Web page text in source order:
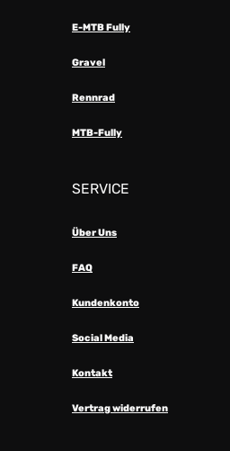
E-MTB Fully
Gravel
Rennrad
MTB-Fully
SERVICE
Über Uns
FAQ
Kundenkonto
Social Media
Kontakt
Vertrag widerrufen